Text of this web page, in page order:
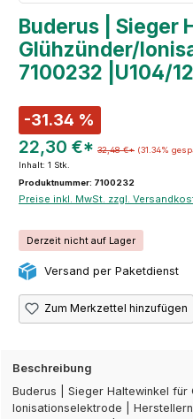
Buderus | Sieger
Glühzünder/
7100232 |U104/
-31.34 %
22,30 €* 32,48 €* (31.34%
Inhalt: 1 Stk.
Produktnummer: 7100232
Preise inkl. MwSt. zzgl.
Derzeit nicht auf Lager
Versand per Paketdienst
Zum Merkzettel hinzufügen
Beschreibung
Buderus | Sieger Haltewinkel für
Ionisationselektrode |